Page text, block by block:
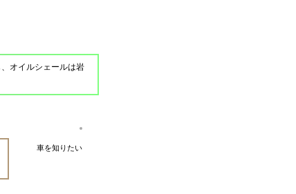
オイルシェールは岩
車を知りたい